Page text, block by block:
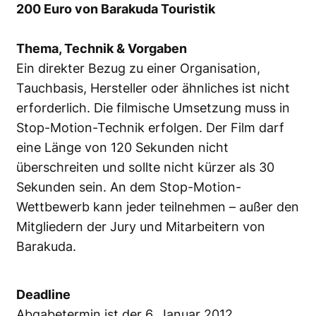
200 Euro von Barakuda Touristik
Thema, Technik & Vorgaben
Ein direkter Bezug zu einer Organisation,
Tauchbasis, Hersteller oder ähnliches ist nicht
erforderlich. Die filmische Umsetzung muss in
Stop-Motion-Technik erfolgen. Der Film darf
eine Länge von 120 Sekunden nicht
überschreiten und sollte nicht kürzer als 30
Sekunden sein. An dem Stop-Motion-
Wettbewerb kann jeder teilnehmen – außer den
Mitgliedern der Jury und Mitarbeitern von
Barakuda.
Deadline